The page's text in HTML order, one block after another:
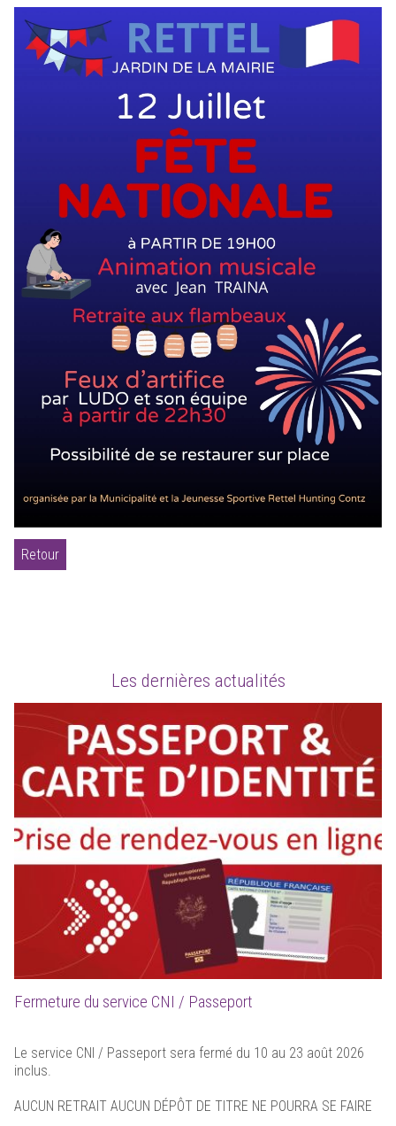
Retour
Les dernières actualités
Fermeture du service CNI / Passeport
Le service CNI / Passeport sera fermé du 10 au 23 août 2026
inclus.
AUCUN RETRAIT AUCUN DÉPÔT DE TITRE NE POURRA SE FAIRE